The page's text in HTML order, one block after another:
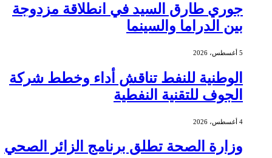
جوري طارق السيد في انطلاقة مزدوجة
بين الدراما والسينما
الوطنية للنفط تناقش أداء وخطط شركة
الجوف للتقنية النفطية
وزارة الصحة تطلق برنامج الزائر الصحي